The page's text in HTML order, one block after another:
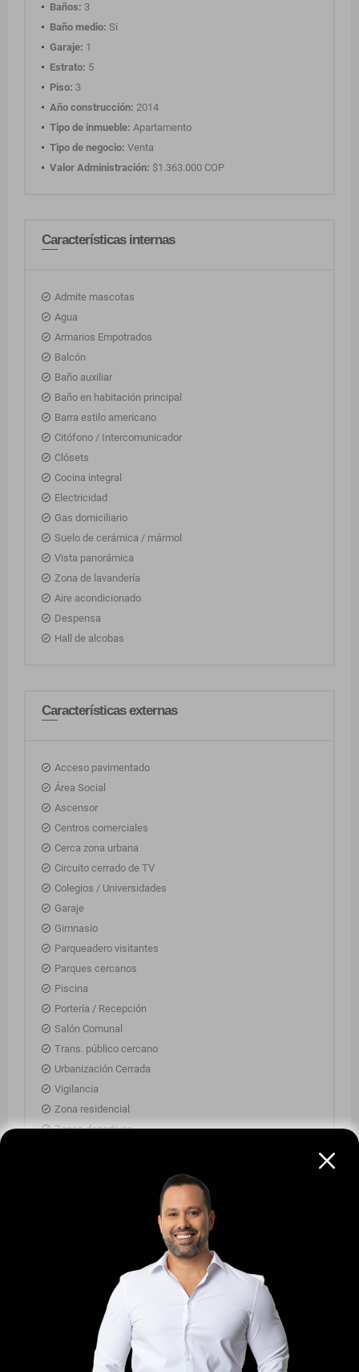
Baños: 3
Baño medio: Si
Garaje: 1
Estrato: 5
Piso: 3
Año construcción: 2014
Tipo de inmueble: Apartamento
Tipo de negocio: Venta
Valor Administración: $1.363.000 COP
Características internas
Admite mascotas
Agua
Armarios Empotrados
Balcón
Baño auxiliar
Baño en habitación principal
Barra estilo americano
Citófono / Intercomunicador
Clósets
Cocina integral
Electricidad
Gas domiciliario
Suelo de cerámica / mármol
Vista panorámica
Zona de lavandería
Aire acondicionado
Despensa
Hall de alcobas
Características externas
Acceso pavimentado
Área Social
Ascensor
Centros comerciales
Cerca zona urbana
Circuito cerrado de TV
Colegios / Universidades
Garaje
Gimnasio
Parqueadero visitantes
Parques cercanos
Piscina
Portería / Recepción
Salón Comunal
Trans. público cercano
Urbanización Cerrada
Vigilancia
Zona residencial
Zonas deportivas
Barbacoa / Parrilla / Quincho
Garita de Entrada
Oficina de negocios
Planta eléctrica